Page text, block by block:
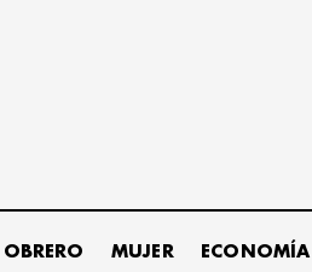
MUJER ECONOMÍA